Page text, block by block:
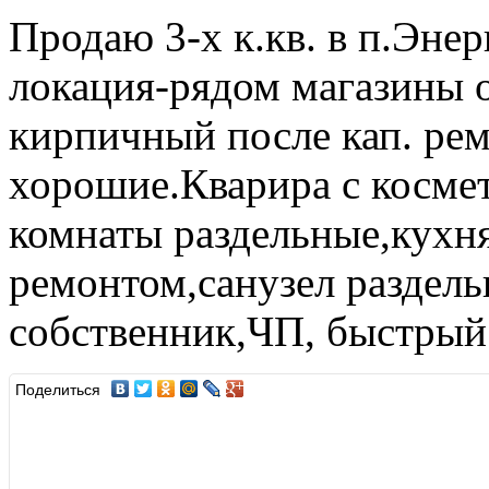
Продаю 3-х к.кв. в
локация-рядом магазины
кирпичный после кап.
хорошие.Кварира с
комнаты
ремонтом,санузел
собственник,ЧП,
Поделиться